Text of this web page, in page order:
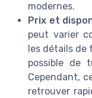
modernes.
Prix et
peut varier
les détails de
possible de
Cependant,
retrouver